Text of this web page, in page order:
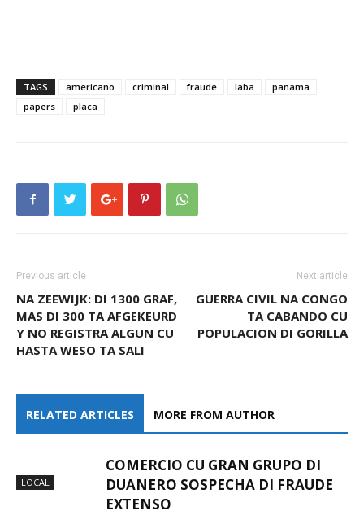
TAGS americano criminal fraude laba
panama
papers
placa
Previous article
NA ZEEWIJK: DI 1300 GRAF,
MAS DI 300 TA AFGEKEURD
Y NO REGISTRA ALGUN CU
HASTA WESO TA SALI
Next article
GUERRA CIVIL NA CONGO
TA CABANDO CU
POPULACION DI GORILLA
RELATED ARTICLES MORE FROM AUTHOR
LOCAL
COMERCIO CU GRAN GRUPO DI
DUANERO SOSPECHA DI FRAUDE
EXTENSO